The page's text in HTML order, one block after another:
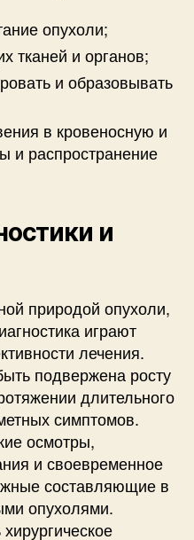
опухоли;
тканей и органов;
и образовывать
в кровеносную и
и распространение
и
природой опухоли,
играют
лечения.
подвержена росту
длительного
симптомов.
осмотры,
и своевременное
составляющие в
опухолями.